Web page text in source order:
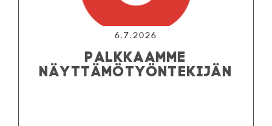
6.7.2026
PALKKAAMME
NÄYTTÄMÖTYÖNTEKIJÄN